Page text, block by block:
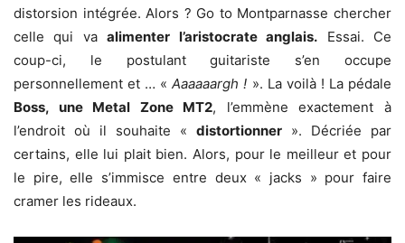
distorsion intégrée. Alors ? Go to Montparnasse chercher
celle qui vaalimenter l’aristocrate anglais. Essai. Ce
coup-ci, le postulant guitariste s’en occupe
personnellement et … «Aaaaaargh ! ». La voilà ! La pédale
Boss, une Metal Zone MT2, l’emmène exactement à
l’endroit où il souhaite « distortionner ». Décriée par
certains, elle lui plait bien. Alors, pour le meilleur et pour
le pire, elle s’immisce entre deux « jacks » pour faire
cramer les rideaux.